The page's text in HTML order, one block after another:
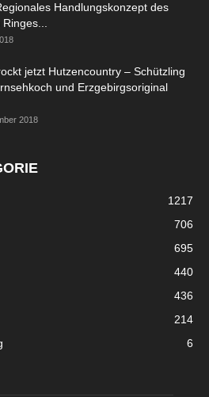
Handlungskonzept des
jetzt Hutzencountry – Schützling
und Erzgebirgsoriginal
2018
1217
706
695
440
436
214
6